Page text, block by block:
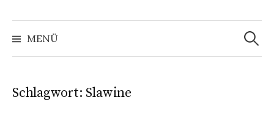
MENÜ
Suchen
nach:
Schlagwort: Slawine